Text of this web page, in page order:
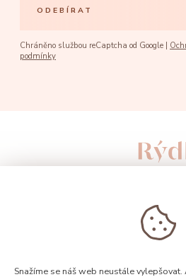
ODEBÍRAT
Chráněno službou reCaptcha od Google |
podmínky
Snažíme se náš web neustále